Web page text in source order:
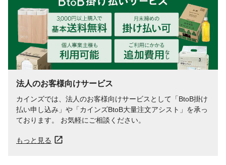
法人のお客様向けサービス
カインズでは、法人のお客様向けサービスとして「BtoB掛け
払い申し込み」や「カインズBtoB大量注文アシスト」を承っ
ております。 お気軽にご相談ください。
もっと見る